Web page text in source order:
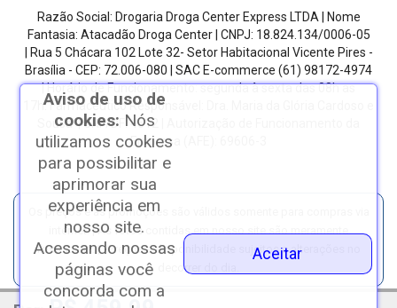
Razão Social: Drogaria Droga Center Express LTDA | Nome
Fantasia: Atacadão Droga Center | CNPJ: 18.824.134/0006-05
| Rua 5 Chácara 102 Lote 32- Setor Habitacional Vicente Pires -
Brasília - CEP: 72.006-080
| SAC E-commerce (61) 98172-4974
| Horário de Funcionamento: segunda à sexta das 08h as
17h.Farmacêutico Responsável: Dra. Maria da Glória Cardoso e
Sousa | CRF/DF: 4612 | Autorização de Funcionamento da
Empresa (AFE): 69606-3
Os preços e as promoções são válidos somente para compras via
internet. | As fotos contidas em nosso site são meramente
ilustrativas. | *Preços e disponibilidade sujeitos a alterações no
decorrer do dia.
Aviso de uso de
cookies: Nós
utilizamos cookies
para possibilitar e
aprimorar sua
experiência em
nosso site.
Acessando nossas
páginas você
concorda com a
Aceitar